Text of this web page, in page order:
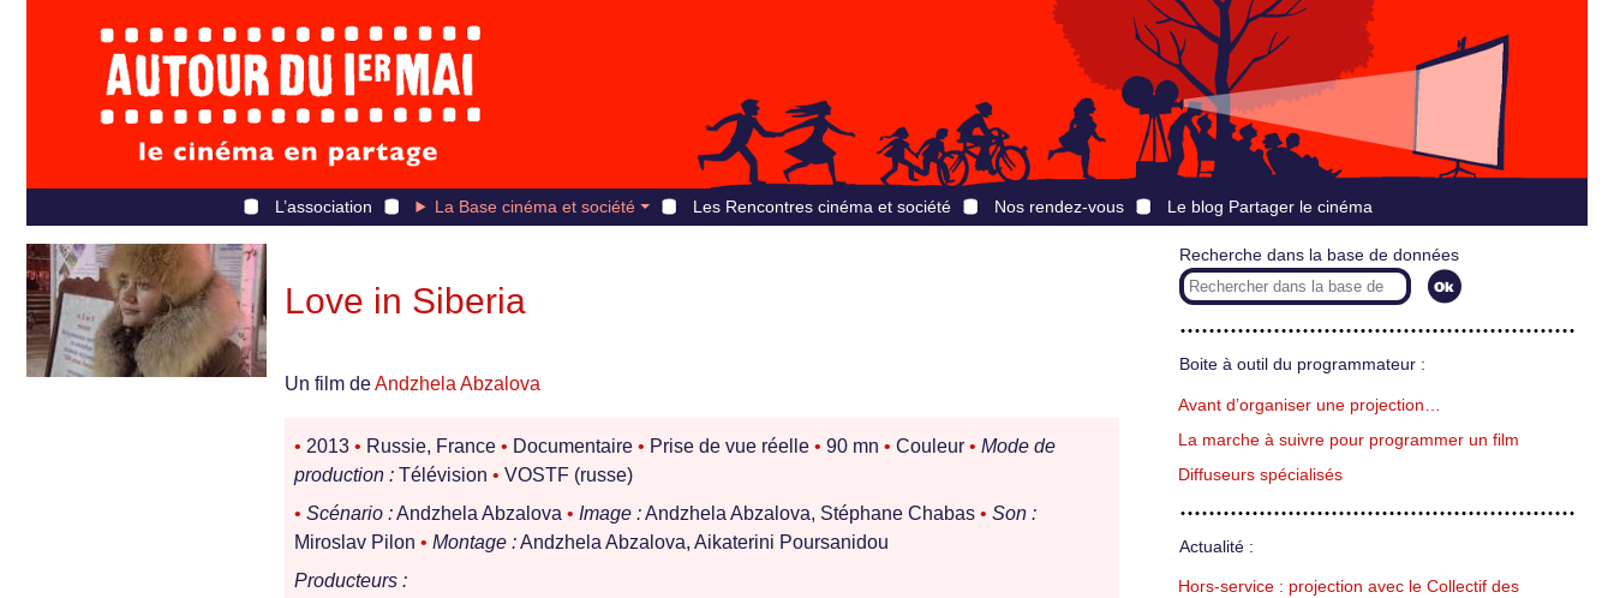
L’association La Base cinéma et société Les Rencontres cinéma et société Nos rendez-vous Le blog Partager le cinéma
Love in Siberia
Un film deAndzhela Abzalova
• 2013 • Russie, France • Documentaire • Prise de vue réelle • 90 mn • Couleur • Mode de
production : Télévision • VOSTF (russe)
• Scénario :Andzhela Abzalova • Image :Andzhela Abzalova, Stéphane Chabas • Son :
Miroslav Pilon • Montage :Andzhela Abzalova, Aikaterini Poursanidou
Producteurs :
Recherche dans la base de données
Boite à outil du programmateur :
Avant d’organiser une projection…
La marche à suivre pour programmer un film
Diffuseurs spécialisés
Actualité :
Hors-service : projection avec le Collectif des